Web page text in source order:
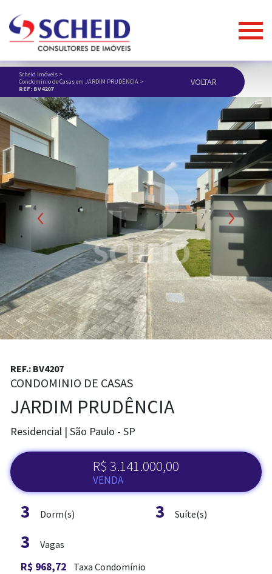
ANUNCIAR IMÓVEL
Scheid Imóveis >
Condominio de Casas em JARDIM PRUDÊNCIA >
REF: BV4207
VOLTAR
Previous Next
REF.: BV4207
CONDOMINIO DE CASAS
JARDIM PRUDÊNCIA
Residencial | São Paulo - SP
R$ 3.141.000,00
VENDA
3 Dorm(s) 3 Suíte(s)
3 Vagas
R$ 968,72 Taxa Condomínio